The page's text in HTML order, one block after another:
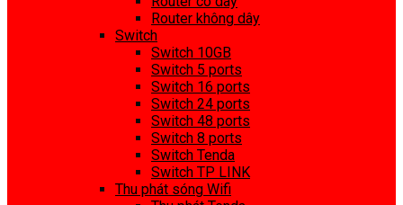
Router không dây
Switch
Switch 10GB
Switch 5 ports
Switch 16 ports
Switch 24 ports
Switch 48 ports
Switch 8 ports
Switch Tenda
Switch TP LINK
Thu phát sóng Wifi